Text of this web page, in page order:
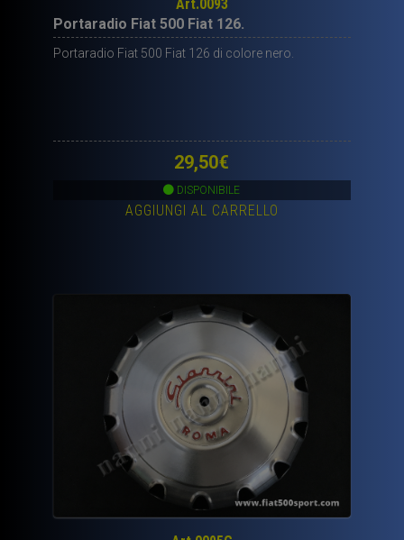
Art.0093
Portaradio Fiat 500 Fiat 126.
Portaradio Fiat 500 Fiat 126 di colore nero.
29,50€
DISPONIBILE
AGGIUNGI AL CARRELLO